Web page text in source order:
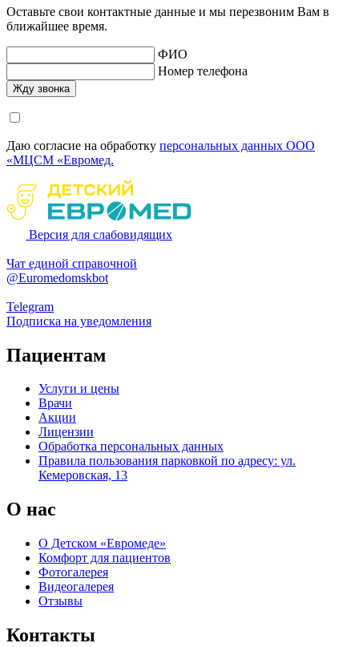
Оставьте свои контактные данные и мы перезвоним Вам в
ближайшее время.
ФИО
Номер телефона
Даю согласие на обработку персональных данных ООО
«МЦСМ «Евромед.
Версия для слабовидящих
Чат единой справочной
@Euromedomskbot
Telegram
Подписка на уведомления
Пациентам
Услуги и цены
Врачи
Акции
Лицензии
Обработка персональных данных
Правила пользования парковкой по адресу: ул.
Кемеровская, 13
О нас
О Детском «Евромеде»
Комфорт для пациентов
Фотогалерея
Видеогалерея
Отзывы
Контакты